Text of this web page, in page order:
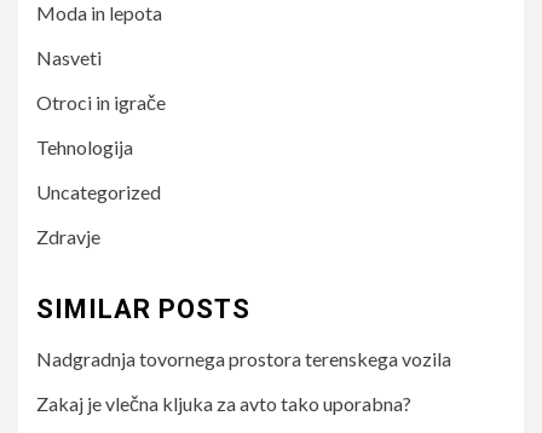
Moda in lepota
Nasveti
Otroci in igrače
Tehnologija
Uncategorized
Zdravje
SIMILAR POSTS
Nadgradnja tovornega prostora terenskega vozila
Zakaj je vlečna kljuka za avto tako uporabna?